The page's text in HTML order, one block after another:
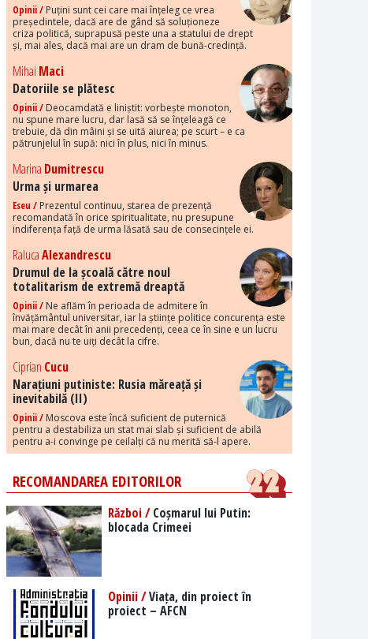
Opinii / Puțini sunt cei care mai înțeleg ce vrea
președintele, dacă are de gând să soluționeze
criza politică, suprapusă peste una a statului de drept
și, mai ales, dacă mai are un dram de bună-credință.
Mihai Maci
Datoriile se plătesc
Opinii / Deocamdată e liniștit: vorbește monoton,
nu spune mare lucru, dar lasă să se înțeleagă ce
trebuie, dă din mâini și se uită aiurea; pe scurt – e ca
pătrunjelul în supă: nici în plus, nici în minus.
Marina Dumitrescu
Urma și urmarea
Eseu / Prezentul continuu, starea de prezență
recomandată în orice spiritualitate, nu presupune
indiferența față de urma lăsată sau de consecințele ei.
RalucaAlexandrescu
Drumul de la școală către noul
totalitarism de extremă dreaptă
Opinii / Ne aflăm în perioada de admitere în
învățământul universitar, iar la științe politice concurența este
mai mare decât în anii precedenți, ceea ce în sine e un lucru
bun, dacă nu te uiți decât la cifre.
Ciprian Cucu
Narațiuni putiniste: Rusia măreață și
inevitabilă (II)
Opinii / Moscova este încă suficient de puternică
pentru a destabiliza un stat mai slab și suficient de abilă
pentru a-i convinge pe ceilalți că nu merită să-l apere.
RECOMANDAREA EDITORILOR
Război /Coșmarul lui Putin:
blocada Crimeei
Opinii /Viața, din proiect în
proiect – AFCN